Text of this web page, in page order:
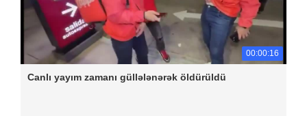
00:00:16
Canlı yayım zamanı güllələnərək öldürüldü